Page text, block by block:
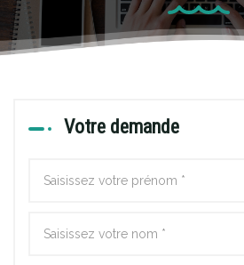
Votre demande